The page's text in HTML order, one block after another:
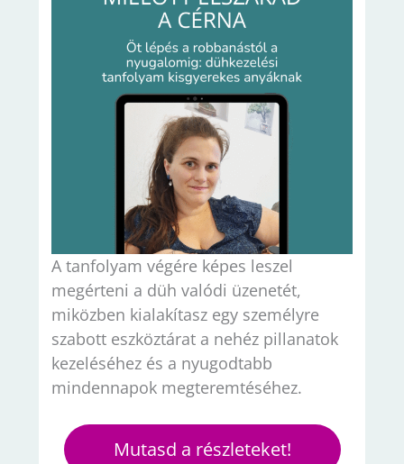
A tanfolyam végére képes leszel
megérteni a düh valódi üzenetét,
miközben kialakítasz egy személyre
szabott eszköztárat a nehéz pillanatok
kezeléséhez és a nyugodtabb
mindennapok megteremtéséhez.
Mutasd a részleteket!